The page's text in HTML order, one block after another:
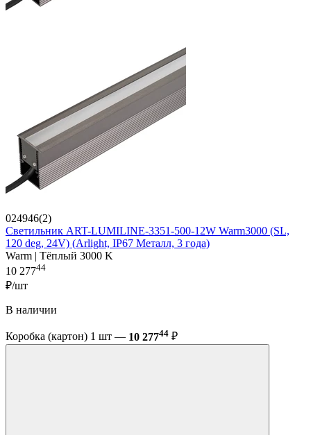
024946(2)
Светильник ART-LUMILINE-3351-500-12W Warm3000 (SL,
120 deg, 24V) (Arlight, IP67 Металл, 3 года)
Warm | Тёплый 3000 K
10 27744
₽/шт
В наличии
Коробка (картон) 1 шт — 10 27744 ₽